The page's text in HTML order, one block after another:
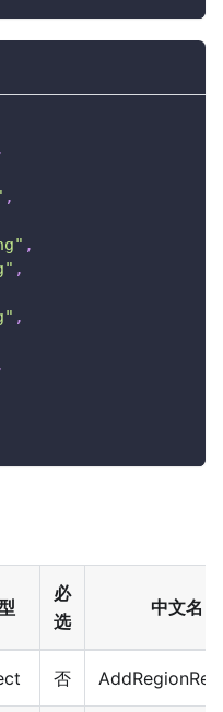
,
,
,
,
必
选
中文名
否